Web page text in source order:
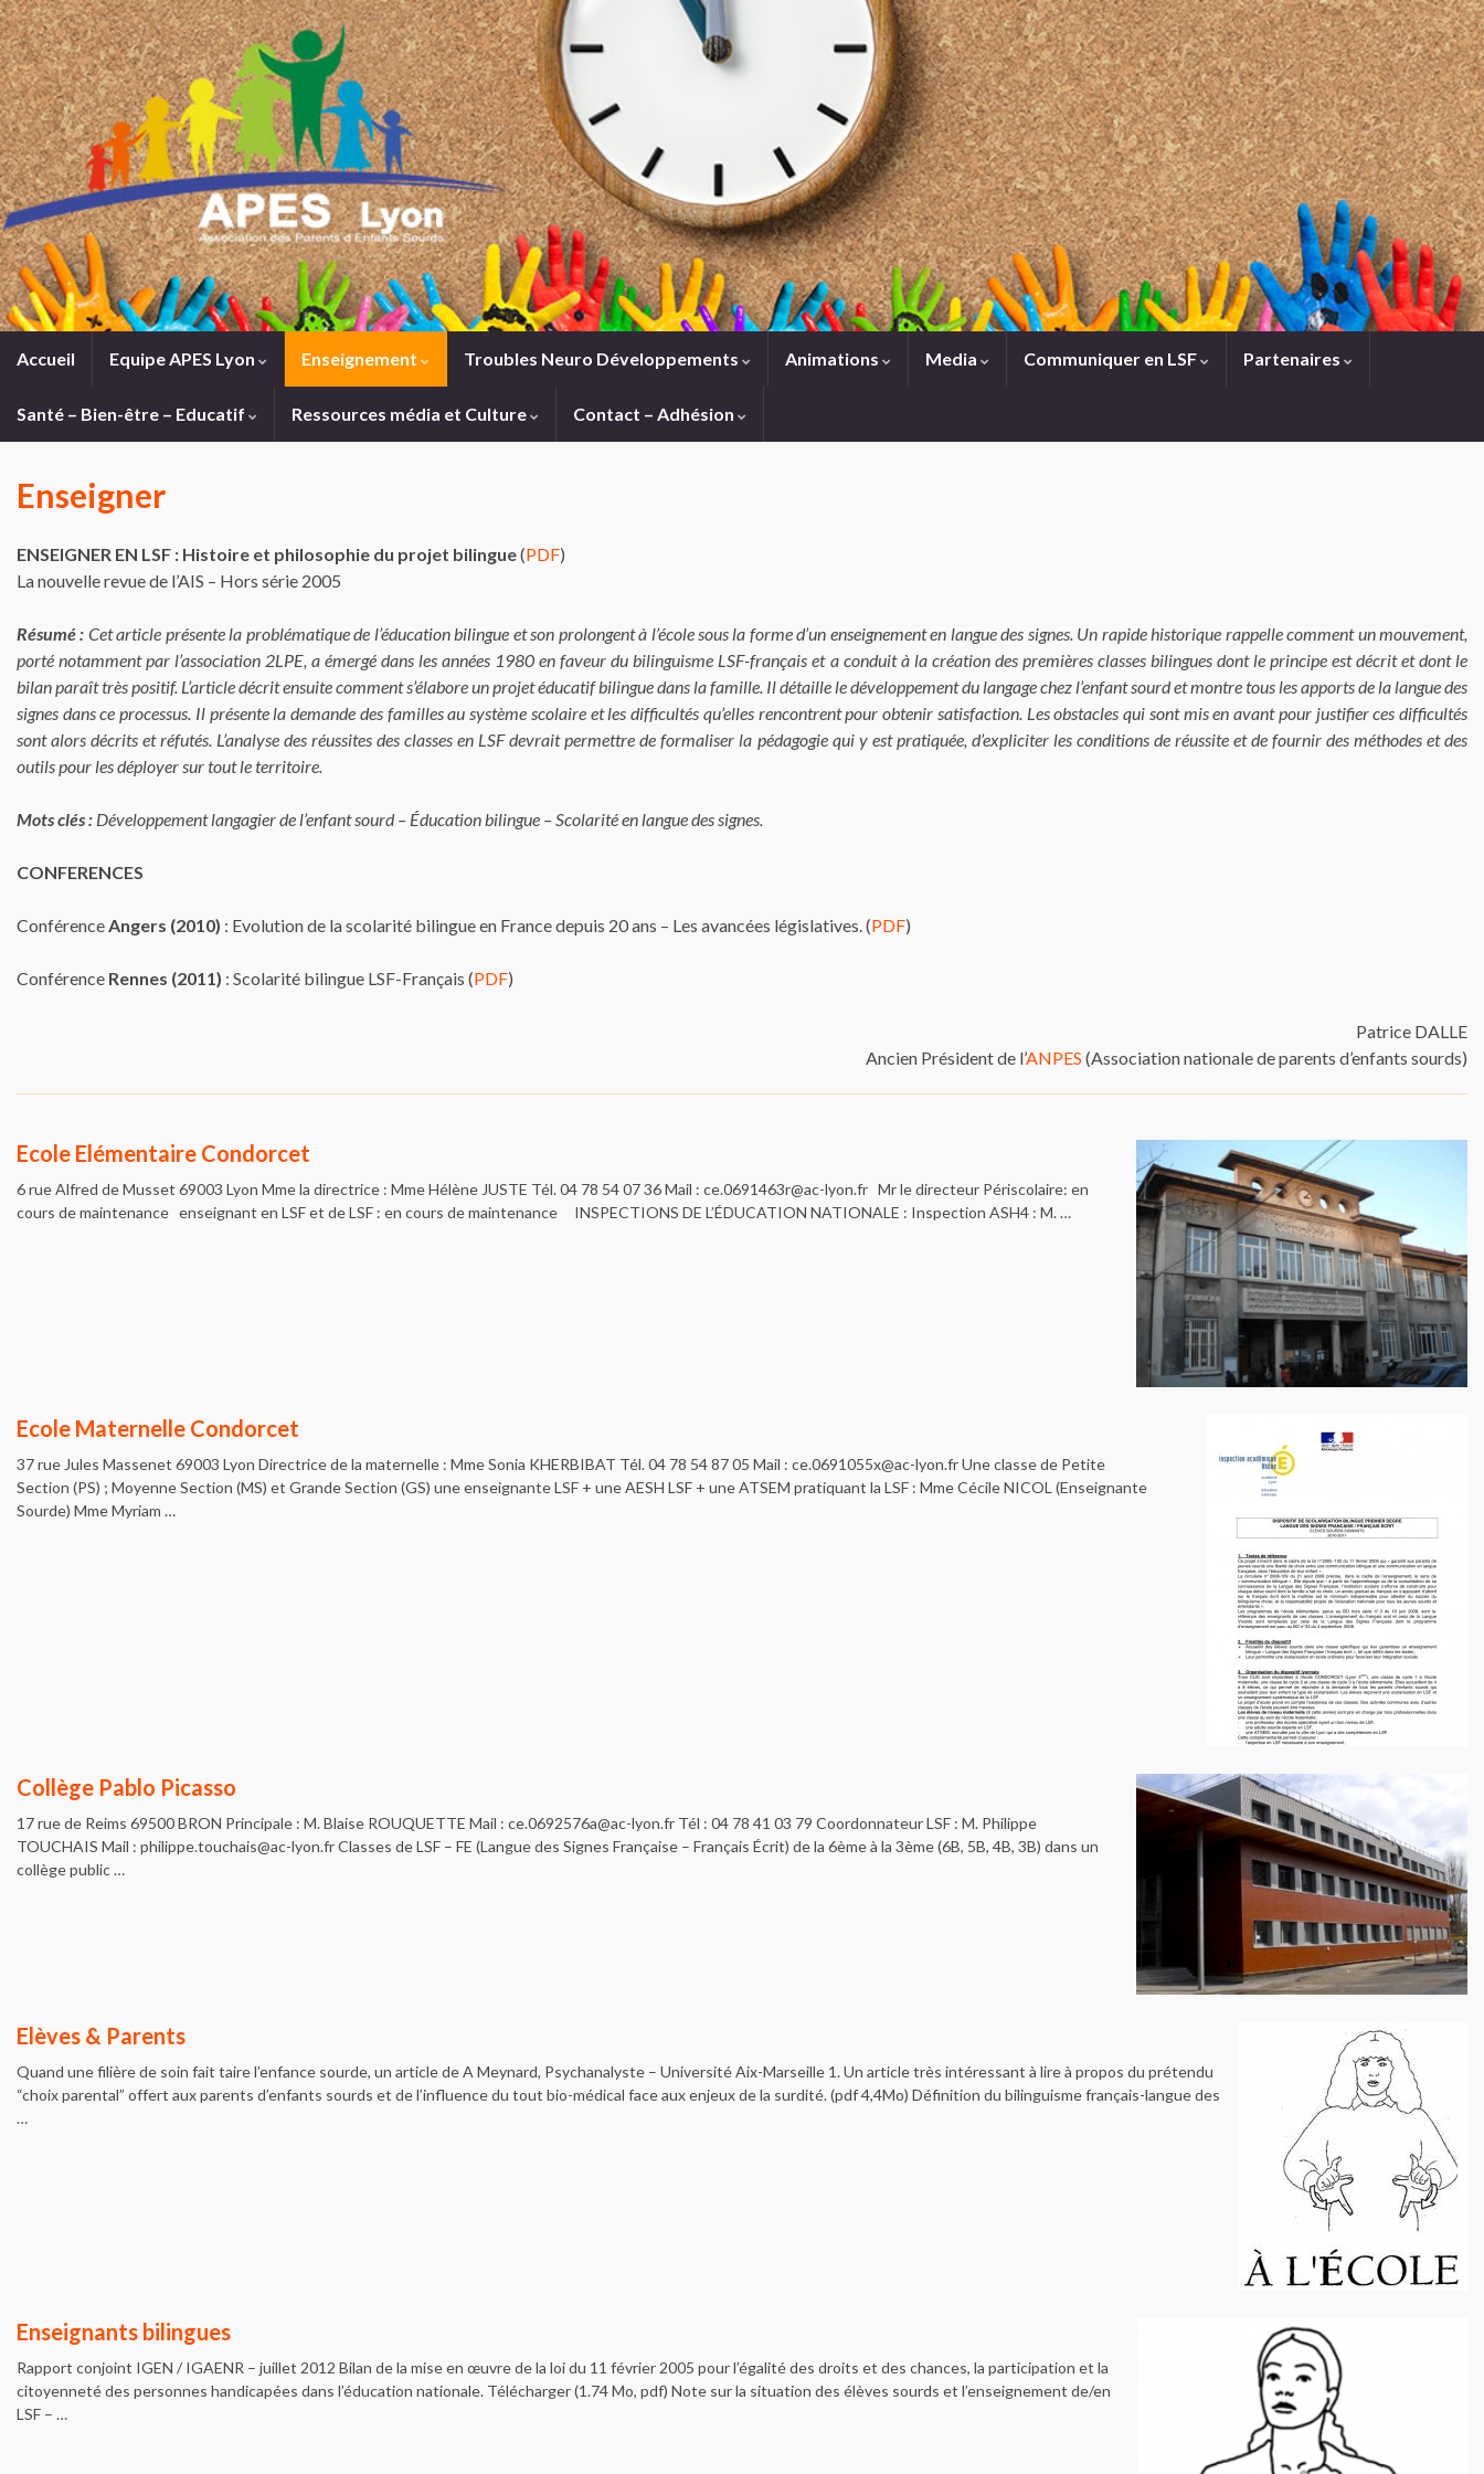
Accueil Equipe APES Lyon Enseignement Troubles Neuro Développements Animations Media Communiquer en LSF Partenaires
Santé – Bien-être – Educatif Ressources média et Culture Contact – Adhésion
Enseigner
ENSEIGNER EN LSF : Histoire et philosophie du projet bilingue(PDF)
La nouvelle revue de l’AIS – Hors série 2005
Résumé : Cet article présente la problématique de l’éducation bilingue et son prolongent à l’école sous la forme d’un enseignement en langue des signes. Un rapide historique rappelle comment un mouvement,
porté notamment par l’association 2LPE, a émergé dans les années 1980 en faveur du bilinguisme LSF-français et a conduit à la création des premières classes bilingues dont le principe est décrit et dont le
bilan paraît très positif. L’article décrit ensuite comment s’élabore un projet éducatif bilingue dans la famille. Il détaille le développement du langage chez l’enfant sourd et montre tous les apports de la langue des
signes dans ce processus. Il présente la demande des familles au système scolaire et les difficultés qu’elles rencontrent pour obtenir satisfaction. Les obstacles qui sont mis en avant pour justifier ces difficultés
sont alors décrits et réfutés. L’analyse des réussites des classes en LSF devrait permettre de formaliser la pédagogie qui y est pratiquée, d’expliciter les conditions de réussite et de fournir des méthodes et des
outils pour les déployer sur tout le territoire.
Mots clés : Développement langagier de l’enfant sourd – Éducation bilingue – Scolarité en langue des signes.
CONFERENCES
ConférenceAngers (2010) : Evolution de la scolarité bilingue en France depuis 20 ans – Les avancées législatives. (PDF)
Conférence Rennes (2011) : Scolarité bilingue LSF-Français (PDF)
Patrice DALLE
Ancien Président de l’ANPES (Association nationale de parents d’enfants sourds)
Ecole Elémentaire Condorcet
6 rue Alfred de Musset 69003 Lyon Mme la directrice : Mme Hélène JUSTE Tél. 04 78 54 07 36 Mail : ce.0691463r@ac-lyon.fr Mr le directeur Périscolaire: en
cours de maintenance enseignant en LSF et de LSF : en cours de maintenance INSPECTIONS DE L’ÉDUCATION NATIONALE : Inspection ASH4 : M. …
Ecole Maternelle Condorcet
37 rue Jules Massenet 69003 Lyon Directrice de la maternelle : Mme Sonia KHERBIBAT Tél. 04 78 54 87 05 Mail : ce.0691055x@ac-lyon.fr Une classe de Petite
Section (PS) ; Moyenne Section (MS) et Grande Section (GS) une enseignante LSF + une AESH LSF + une ATSEM pratiquant la LSF : Mme Cécile NICOL (Enseignante
Sourde) Mme Myriam …
Collège Pablo Picasso
17 rue de Reims 69500 BRON Principale : M. Blaise ROUQUETTE Mail : ce.0692576a@ac-lyon.fr Tél : 04 78 41 03 79 Coordonnateur LSF : M. Philippe
TOUCHAIS Mail : philippe.touchais@ac-lyon.fr Classes de LSF – FE (Langue des Signes Française – Français Écrit) de la 6ème à la 3ème (6B, 5B, 4B, 3B) dans un
collège public …
Elèves & Parents
Quand une filière de soin fait taire l’enfance sourde, un article de A Meynard, Psychanalyste – Université Aix-Marseille 1. Un article très intéressant à lire à propos du prétendu
“choix parental” offert aux parents d’enfants sourds et de l’influence du tout bio-médical face aux enjeux de la surdité. (pdf 4,4Mo) Définition du bilinguisme français-langue des
…
Enseignants bilingues
Rapport conjoint IGEN / IGAENR – juillet 2012 Bilan de la mise en œuvre de la loi du 11 février 2005 pour l’égalité des droits et des chances, la participation et la
citoyenneté des personnes handicapées dans l’éducation nationale. Télécharger (1.74 Mo, pdf) Note sur la situation des élèves sourds et l’enseignement de/en
LSF – …